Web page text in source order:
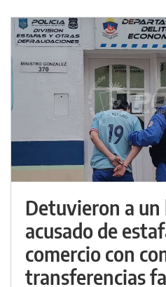
Detuvieron a un
acusado de
comercio con
transferencias